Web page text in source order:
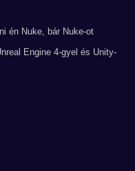
én Nuke, bár Nuke-ot
Engine 4-gyel és Unity-